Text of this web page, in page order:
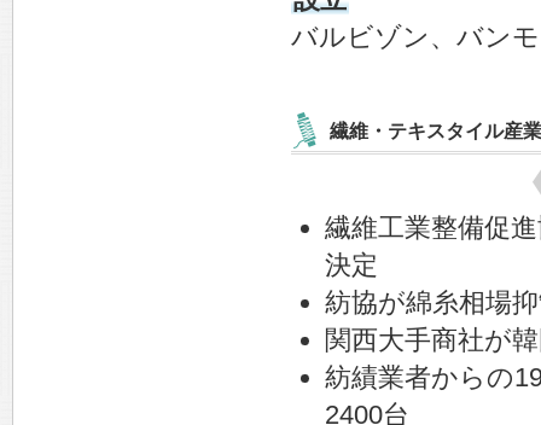
バルビゾン、バン
繊維・テキスタイル産業
繊維工業整備促
決定
紡協が綿糸相場
関西大手商社が
紡績業者からの
2400台